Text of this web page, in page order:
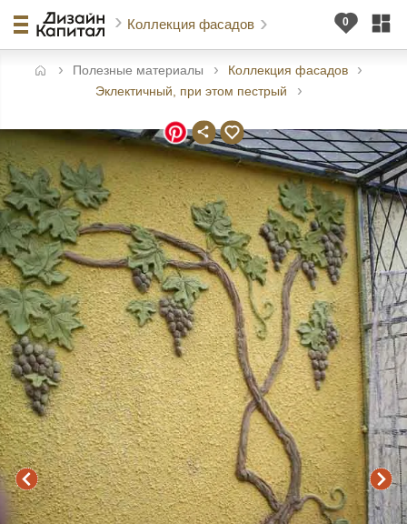
Коллекция фасадов
Полезные материалы
Коллекция фасадов
Эклектичный, при этом пестрый